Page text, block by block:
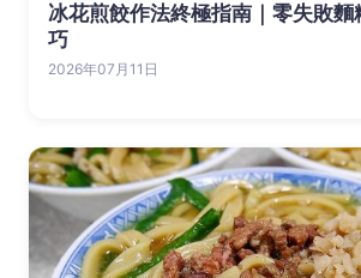
冰花煎餃作法終極指南｜零失敗麵
巧
2026年07月11日